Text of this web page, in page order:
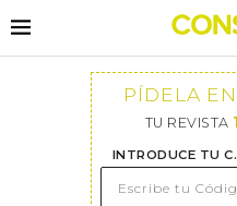
PÍDELA
TU REVISTA
INTRODUCE TU